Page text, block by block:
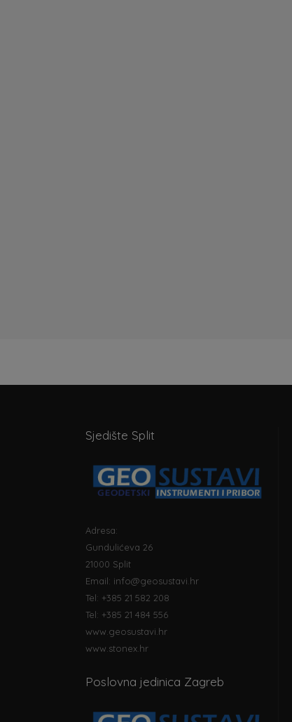
Sjedište Split
Adresa:
Gundulićeva 26
21000 Split
Email: info@geosustavi.hr
Tel: +385 21 582 208
Tel: +385 21 484 556
www.geosustavi.hr
www.stonex.hr
Poslovna jedinica Zagreb